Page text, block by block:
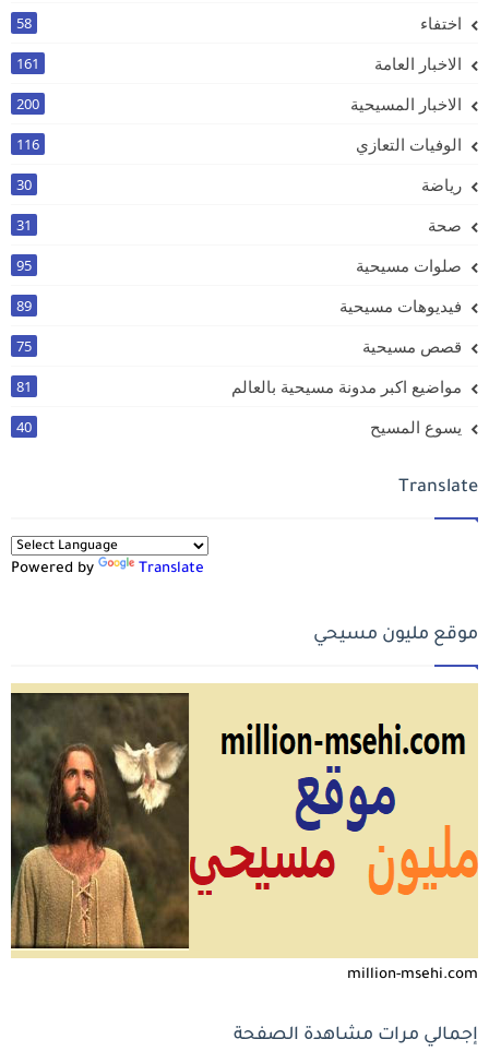
اختفاء 58
الاخبار العامة 161
الاخبار المسيحية 200
الوفيات التعازي 116
رياضة 30
صحة 31
صلوات مسيحية 95
فيديوهات مسيحية 89
قصص مسيحية 75
مواضيع اكبر مدونة مسيحية بالعالم 81
يسوع المسيح 40
Translate
Powered by Translate
موقع مليون مسيحي
million-msehi.com
إجمالي مرات مشاهدة الصفحة